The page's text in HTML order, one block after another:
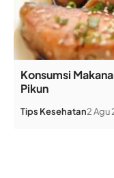
Konsumsi
Pikun
Tips Kesehatan2 Agu